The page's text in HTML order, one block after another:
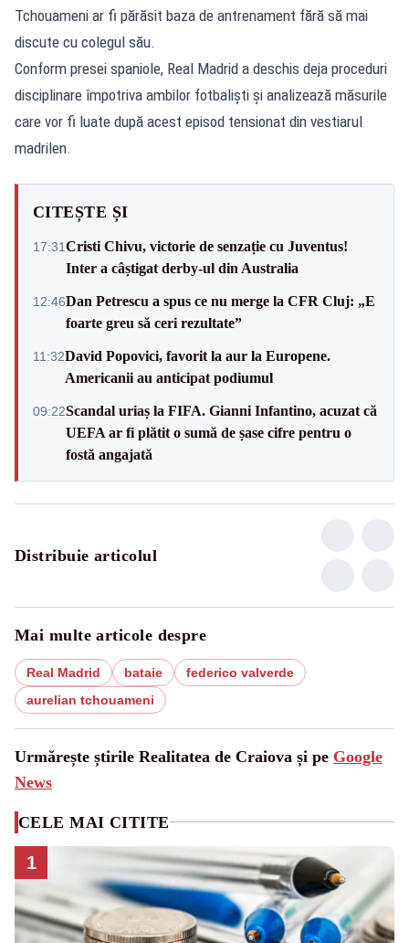
Tchouameni ar fi părăsit baza de antrenament fără să mai
discute cu colegul său.
Conform presei spaniole, Real Madrid a deschis deja proceduri
disciplinare împotriva ambilor fotbaliști și analizează măsurile
care vor fi luate după acest episod tensionat din vestiarul
madrilen.
CITEȘTE ȘI
17:31Cristi Chivu, victorie de senzație cu Juventus!
Inter a câștigat derby-ul din Australia
12:46Dan Petrescu a spus ce nu merge la CFR Cluj: „E
foarte greu să ceri rezultate”
11:32David Popovici, favorit la aur la Europene.
Americanii au anticipat podiumul
09:22Scandal uriaș la FIFA. Gianni Infantino, acuzat că
UEFA ar fi plătit o sumă de șase cifre pentru o
fostă angajată
Distribuie articolul
Mai multe articole despre
Real Madrid bataie
federico valverde
aurelian tchouameni
Urmărește știrile Realitatea de Craiova și pe Google
News
CELE MAI CITITE
1